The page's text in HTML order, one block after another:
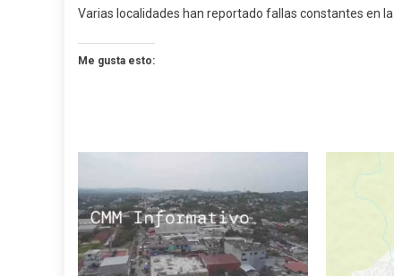
Varias localidades han reportado fallas constantes en
Me gusta esto: